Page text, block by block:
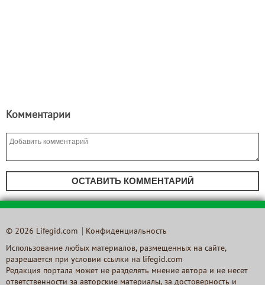
Комментарии
ОСТАВИТЬ КОММЕНТАРИЙ
© 2026 Lifegid.com Конфиденциальность
Использование любых материалов, размещенных на сайте,
разрешается при условии ссылки на lifegid.com
Редакция портала может не разделять мнение автора и не несет
ответственности за авторские материалы, за достоверность и